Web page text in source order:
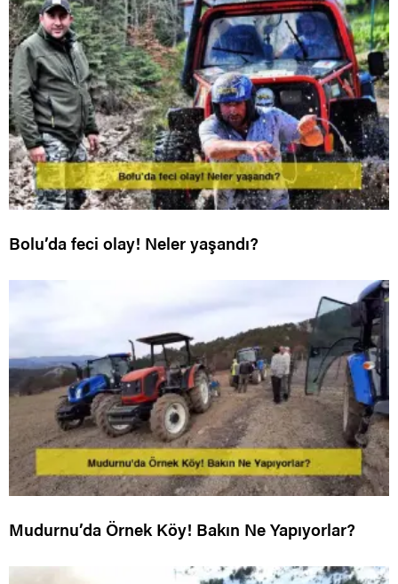
Bolu’da feci olay! Neler yaşandı?
Mudurnu’da Örnek Köy! Bakın Ne Yapıyorlar?